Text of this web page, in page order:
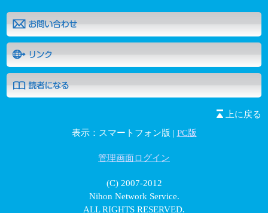
上に戻る
表示：スマートフォン版 | PC版
管理画面ログイン
(C) 2007-2012
Nihon Network Service.
ALL RIGHTS RESERVED.